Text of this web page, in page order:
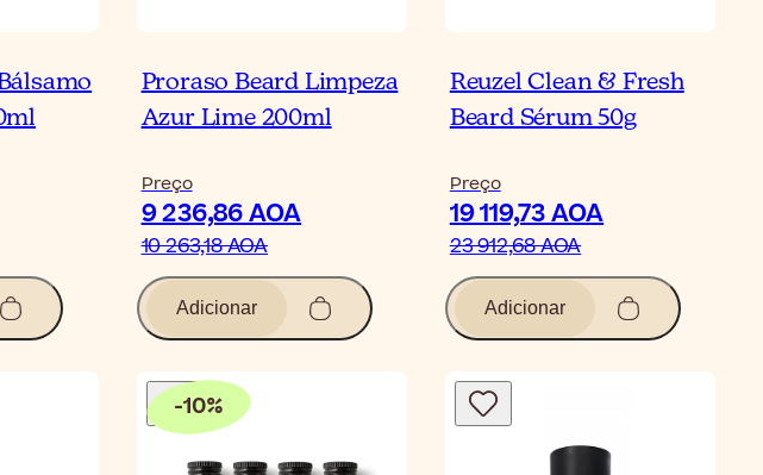
Proraso Beard Limpeza
Azur Lime 200ml
Preço
9 236,86 AOA
10 263,18 AOA
Adicionar
Reuzel Clean & Fresh
Beard Sérum 50g
Preço
19 119,73 AOA
23 912,68 AOA
Adicionar
-10%